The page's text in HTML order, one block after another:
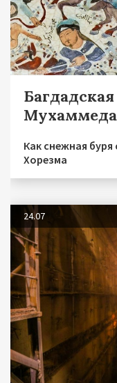
Как снежная
Хорезма
24.07